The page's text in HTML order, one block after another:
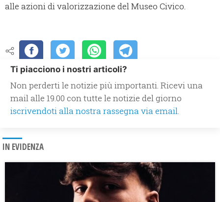
alle azioni di valorizzazione del Museo Civico.
Ti piacciono i nostri articoli?
Non perderti le notizie più importanti. Ricevi una
mail alle 19.00 con tutte le notizie del giorno
iscrivendoti alla nostra rassegna via email.
IN EVIDENZA